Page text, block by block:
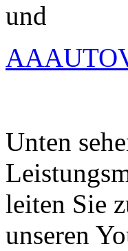
und
Unten
leiten Sie
unseren